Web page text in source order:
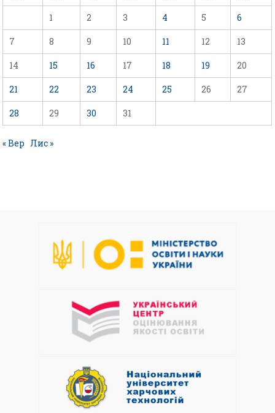
1 2 3 4 5 6
7 8 9 10 11 12 13
14 15 16 17 18 19 20
21 22 23 24 25 26 27
28 29 30 31
« Вер Лис »